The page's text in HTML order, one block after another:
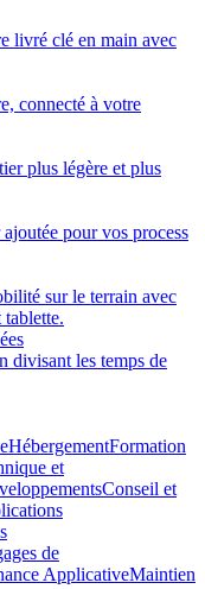
livré clé en main avec
connecté à votre
plus légère et plus
pour vos process
sur le terrain avec
divisant les temps de
HébergementFormation
et
Conseil et
de
ApplicativeMaintien